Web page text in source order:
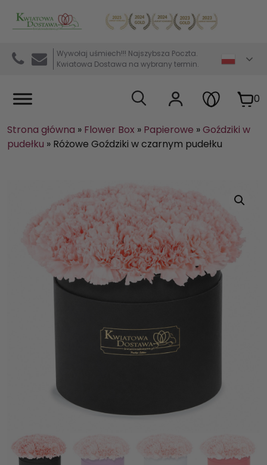
Kwiaciarnia internetowa Kwiatowa Dostawa
Wywołaj uśmiech!!! Najszybsza Poczta.
Kwiatowa Dostawa na wybrany termin.
0
Strona główna » Flower Box » Papierowe »Goździki w
pudełku » Różowe Goździki w czarnym pudełku